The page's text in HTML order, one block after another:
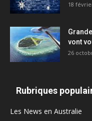
18
vont
26
Rubriques
Les News en Australie